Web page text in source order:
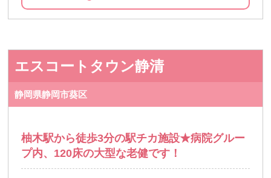
エスコートタウン静清
静岡県静岡市葵区
柚木駅から徒歩3分の駅チカ施設★病院グルー
プ内、120床の大型な老健です！